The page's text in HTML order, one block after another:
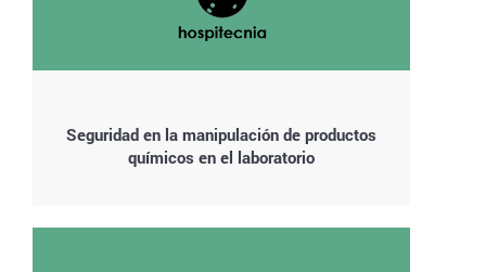
Seguridad en la manipulación de productos
químicos en el laboratorio